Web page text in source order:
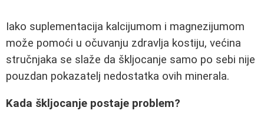
Iako suplementacija kalcijumom i magnezijumom
može pomoći u očuvanju zdravlja kostiju, većina
stručnjaka se slaže da škljocanje samo po sebi nije
pouzdan pokazatelj nedostatka ovih minerala.
Kada škljocanje postaje problem?